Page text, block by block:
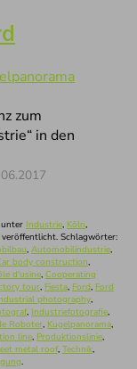
zum
in den
Industrie, Köln,
veröffentlicht. Schlagwörter:
, Automobilindustrie,
body construction,
d'usine, Cooperating
tour, Fiesta, Ford, Ford
photography,
, Industriefotografie,
Roboter, Kugelpanorama,
line, Produktionslinie,
metal roof, Technik,
.